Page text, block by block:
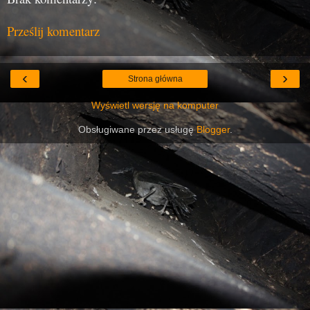
Prześlij komentarz
‹ ›
Strona główna
Wyświetl wersję na komputer
Obsługiwane przez usługęBlogger.